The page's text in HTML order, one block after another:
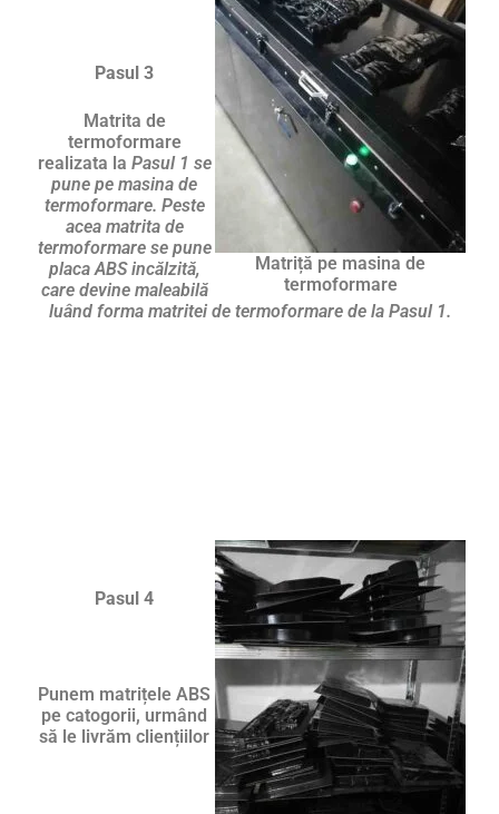
Matriță pe masina de
termoformare
Pasul 3
Matrita de
termoformare
realizata la Pasul 1 se
pune pe masina de
termoformare. Peste
acea matrita de
termoformare se pune
placa ABS incălzită,
care devine maleabilă
luând forma matritei de termoformare de la Pasul 1.
Pasul 4
Punem matrițele ABS
pe catogorii, urmând
să le livrăm cliențiilor